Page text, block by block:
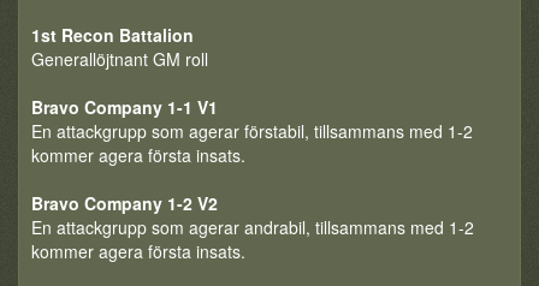
1st Recon Battalion
Generallöjtnant GM roll
Bravo Company 1-1 V1
En attackgrupp som agerar förstabil, tillsammans med 1-2
kommer agera första insats.
Bravo Company 1-2 V2
En attackgrupp som agerar andrabil, tillsammans med 1-2
kommer agera första insats.